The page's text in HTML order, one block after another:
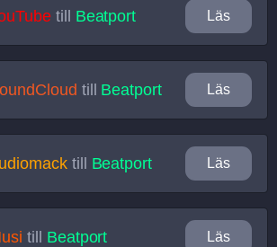
till Beatport Läs
till Beatport Läs
till Beatport Läs
till Beatport Läs